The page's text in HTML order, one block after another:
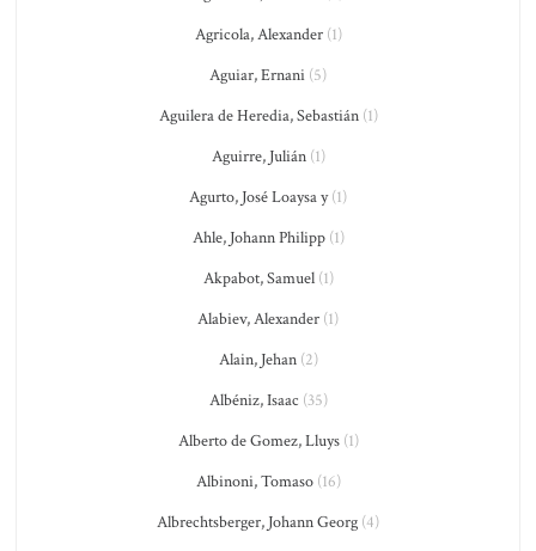
Agricola, Alexander(1)
Aguiar, Ernani (5)
Aguilera de Heredia, Sebastián(1)
Aguirre, Julián(1)
Agurto, José Loaysa y(1)
Ahle, Johann Philipp(1)
Akpabot, Samuel(1)
Alabiev, Alexander (1)
Alain, Jehan(2)
Albéniz, Isaac (35)
Alberto de Gomez, Lluys(1)
Albinoni, Tomaso(16)
Albrechtsberger, Johann Georg (4)